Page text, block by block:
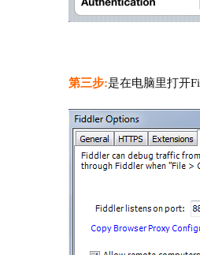
第三步:是在电脑里打开